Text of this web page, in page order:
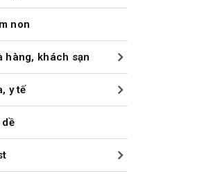
non
hàng, khách sạn
y tế